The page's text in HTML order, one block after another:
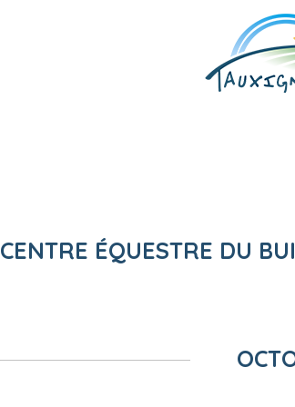
CENTRE ÉQUESTRE DU